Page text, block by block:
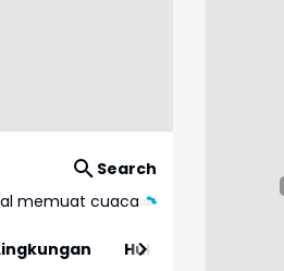
Search
memuat cuaca
Hukum